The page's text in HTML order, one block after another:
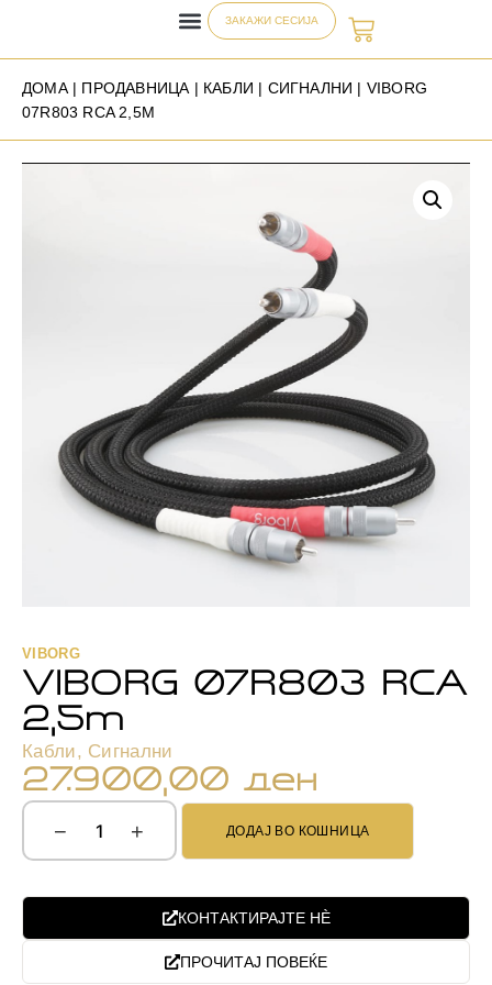
ЗАКАЖИ СЕСИЈА
ДОМА| ПРОДАВНИЦА | КАБЛИ | СИГНАЛНИ | VIBORG
07R803 RCA 2,5M
VIBORG
VIBORG 07R803 RCA
2,5m
Кабли, Сигнални
27.900,00 ден
− + ДОДАЈ ВО КОШНИЦА
КОНТАКТИРАЈТЕ НЀ
ПРОЧИТАЈ ПОВЕЌЕ